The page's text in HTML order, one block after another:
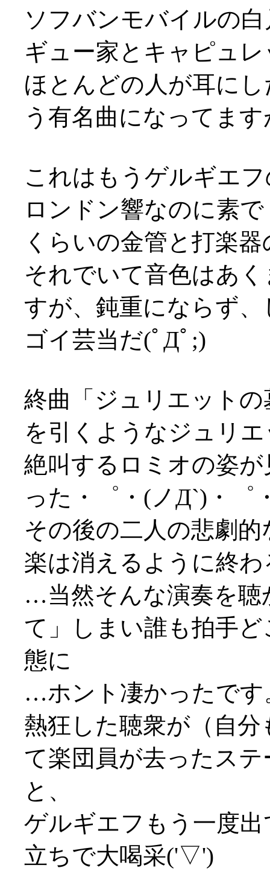
ソフバンモバイルの
ギュー家とキャピュ
ほとんどの人が耳に
う有名曲になってます
これはもうゲルギエ
ロンドン響なのに素
くらいの金管と打楽
それでいて音色はあ
すが、鈍重にならず
ゴイ芸当だ(ﾟДﾟ;)
終曲「ジュリエット
を引くようなジュリ
絶叫するロミオの姿
った・゜・(ノД`)・゜
その後の二人の悲劇
楽は消えるように終
…当然そんな演奏を聴
て」しまい誰も拍手
態に
…ホント凄かったです
熱狂した聴衆が（自
て楽団員が去ったス
と、
ゲルギエフもう一度
立ちで大喝采('▽')